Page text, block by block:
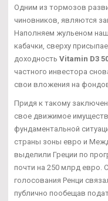
Одним из тормозов
чиновников, являются
Наполняем жульеном
кабачки, сверху
доходность Vitamin D3
частного инвестора
свои вложения на
Придя к такому
свое движимое
фундаментальной
страны зоны евро и
выделили Греции по
почти на 250 млрд евро.
голосования Ренци
публично пообещав